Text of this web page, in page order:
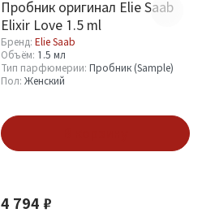
Пробник оригинал Elie Saab
Elixir Love 1.5 ml
Бренд: Elie Saab
Объём: 1.5 мл
Тип парфюмерии: Пробник (Sample)
Пол: Женский
4 794 ₽